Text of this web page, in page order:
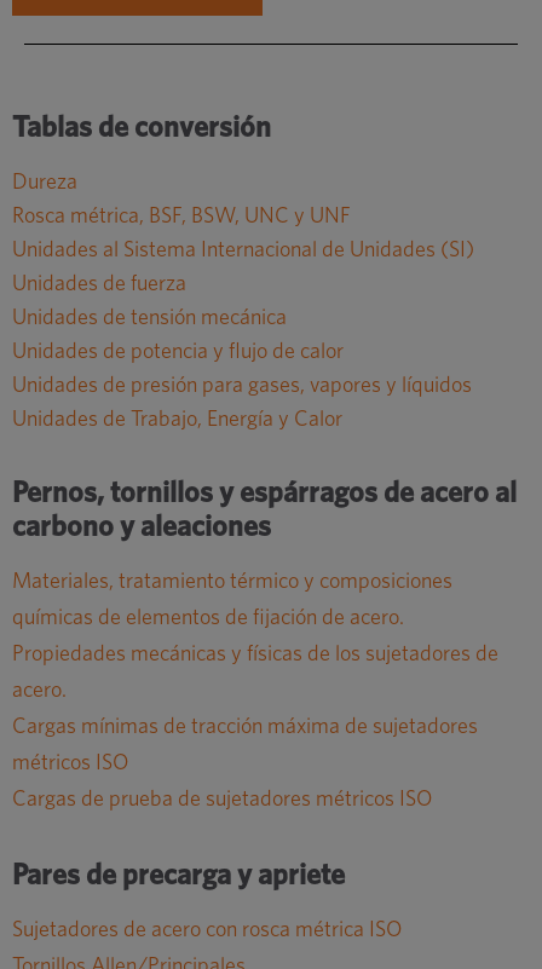
Tablas de conversión
Dureza
Rosca métrica, BSF, BSW, UNC y UNF
Unidades al Sistema Internacional de Unidades (SI)
Unidades de fuerza
Unidades de tensión mecánica
Unidades de potencia y flujo de calor
Unidades de presión para gases, vapores y líquidos
Unidades de Trabajo, Energía y Calor
Pernos, tornillos y espárragos de acero al
carbono y aleaciones
Materiales, tratamiento térmico y composiciones
químicas de elementos de fijación de acero.
Propiedades mecánicas y físicas de los sujetadores de
acero.
Cargas mínimas de tracción máxima de sujetadores
métricos ISO
Cargas de prueba de sujetadores métricos ISO
Pares de precarga y apriete
Sujetadores de acero con rosca métrica ISO